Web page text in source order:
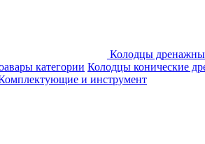
Колодцы
категории Колодцы конические
и инструмент